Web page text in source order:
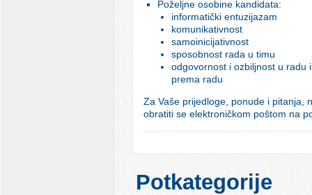
Poželjne osobine kandidata:
informatički entuzijazam
komunikativnost
samoinicijativnost
sposobnost rada u timu
odgovornost i ozbiljnost u radu
prema radu
Za Vaše prijedloge, ponude i pitanja,
obratiti se elektroničkom poštom na
Potkategorije